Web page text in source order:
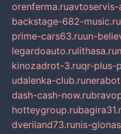
orenferma.ruavtoservis-
backstage-682-music.ru
prime-cars63.ruun-
legardoauto.rulithasa.ru
kinozadrot-3.ruqr-plus-
udalenka-club.ru
dash-cash-now.ru
hotteygroup.ru
dveriland73.runis-